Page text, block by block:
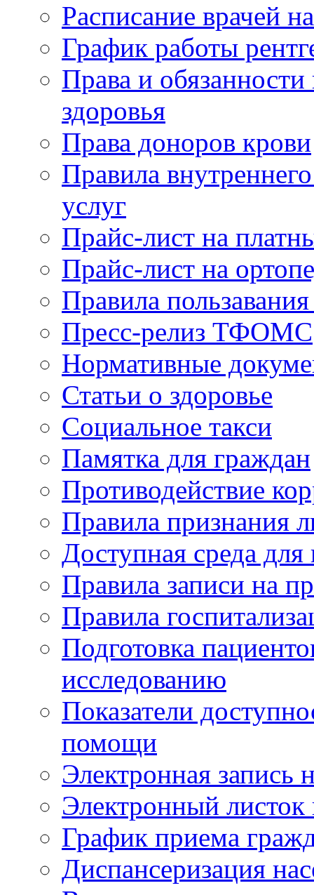
Расписание врачей
График работы
Права и
здоровья
Права доноров крови
Правила
услуг
Прайс-лист на
Прайс-лист на
Правила
Пресс-релиз ТФОМС
Нормативные
Статьи о здоровье
Социальное такси
Памятка для граждан
Противодействие
Правила признания
Доступная среда для
Правила записи на
Правила
Подготовка
исследованию
Показатели
помощи
Электронная запись
Электронный листок
График приема
Диспансеризация